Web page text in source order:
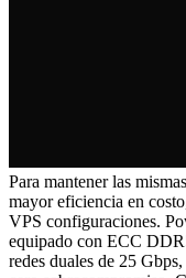
Para mantener las
mayor eficiencia en
VPS configuraciones.
equipado con ECC
redes duales de 25